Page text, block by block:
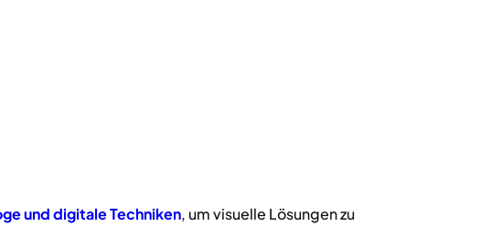
unddigitaleTechniken, um visuelle Lösungen zu